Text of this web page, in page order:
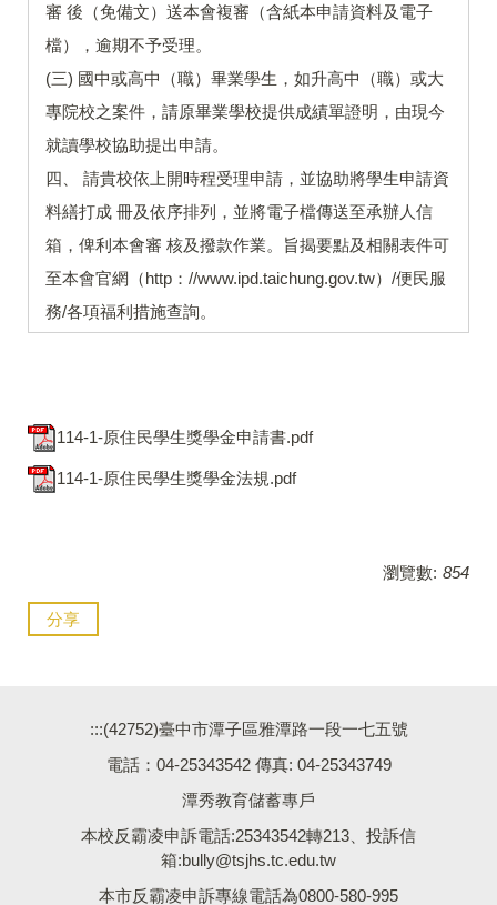
審 後（免備文）送本會複審（含紙本申請資料及電子
檔），逾期不予受理。
(三) 國中或高中（職）畢業學生，如升高中（職）或大
專院校之案件，請原畢業學校提供成績單證明，由現今
就讀學校協助提出申請。
四、 請貴校依上開時程受理申請，並協助將學生申請資
料繕打成 冊及依序排列，並將電子檔傳送至承辦人信
箱，俾利本會審 核及撥款作業。旨揭要點及相關表件可
至本會官網（http：//www.ipd.taichung.gov.tw）/便民服
務/各項福利措施查詢。
114-1-原住民學生獎學金申請書.pdf
114-1-原住民學生獎學金法規.pdf
瀏覽數: 854
分享
:::(42752)臺中市潭子區雅潭路一段一七五號
電話：04-25343542 傳真: 04-25343749
潭秀教育儲蓄專戶
本校反霸凌申訴電話:25343542轉213、投訴信
箱:bully@tsjhs.tc.edu.tw
本市反霸凌申訴專線電話為0800-580-995